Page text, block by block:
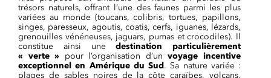
trésors naturels, offrant l’une des faunes parmi les plus
variées au monde (toucans, colibris, tortues, papillons,
singes, paresseux, agoutis, coatis, cerfs, iguanes, lézards,
grenouilles vénéneuses, jaguars, pumas et crocodiles). Il
constitue ainsi unedestination particulièrement
« verte » pour l’organisation d’unvoyage incentive
exceptionnel en Amérique du Sud. Sa nature variée :
plages de sables noires de la côte caraïbes, volcans,